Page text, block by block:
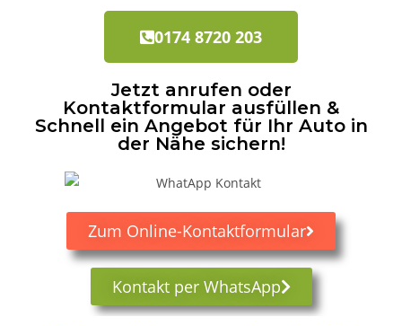
0174 8720 203
Jetzt anrufen oder
Kontaktformular ausfüllen &
Schnell ein Angebot für Ihr Auto in
der Nähe sichern!
Zum Online-Kontaktformular
Kontakt per WhatsApp